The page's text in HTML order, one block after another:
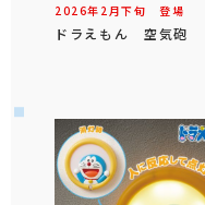
2026年 2 月下旬 登場
ドラえもん 空気砲